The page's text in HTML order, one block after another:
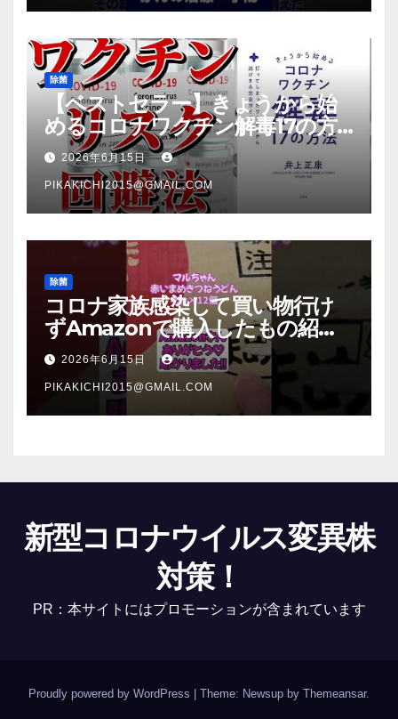
除菌
【ベストセラー】きょうから始
めるコロナワクチン解毒17の方
法【本要約】
2026年6月15日
PIKAKICHI2015@GMAIL.COM
除菌
コロナ家族感染して買い物行け
ずAmazonで購入したもの紹
介 #Shorts
2026年6月15日
PIKAKICHI2015@GMAIL.COM
新型コロナウイルス変異株
対策！
PR：本サイトにはプロモーションが含まれています
Proudly powered by WordPress Theme: Newsup by Themeansar.